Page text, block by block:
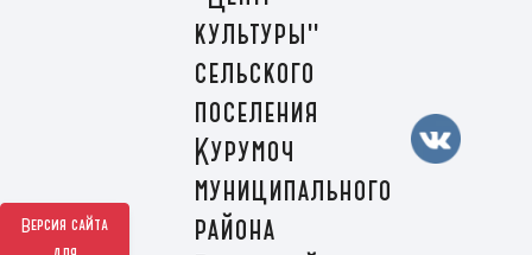
Версия сайта
культуры"
сельского
поселения
Курумоч
муниципального
района